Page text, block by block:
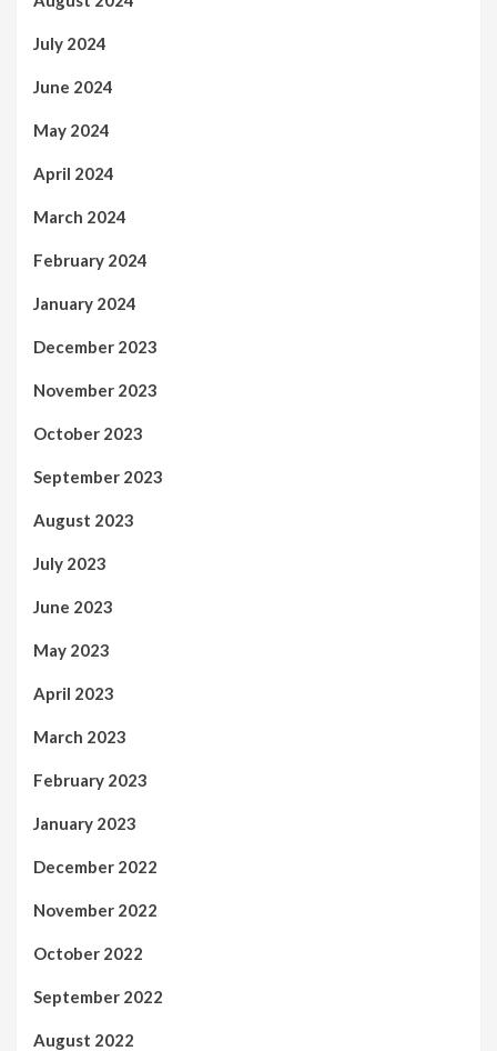
July 2024
June 2024
May 2024
April 2024
March 2024
February 2024
January 2024
December 2023
November 2023
October 2023
September 2023
August 2023
July 2023
June 2023
May 2023
April 2023
March 2023
February 2023
January 2023
December 2022
November 2022
October 2022
September 2022
August 2022